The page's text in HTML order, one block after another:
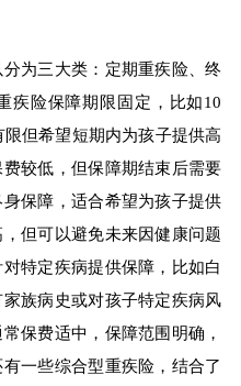
为三大类：定期重疾险、终
疾险保障期限固定，比如10
但希望短期内为孩子提供高
较低，但保障期结束后需要
保障，适合希望为孩子提供
但可以避免未来因健康问题
特定疾病提供保障，比如白
族病史或对孩子特定疾病风
保费适中，保障范围明确，
一些综合型重疾险，结合了